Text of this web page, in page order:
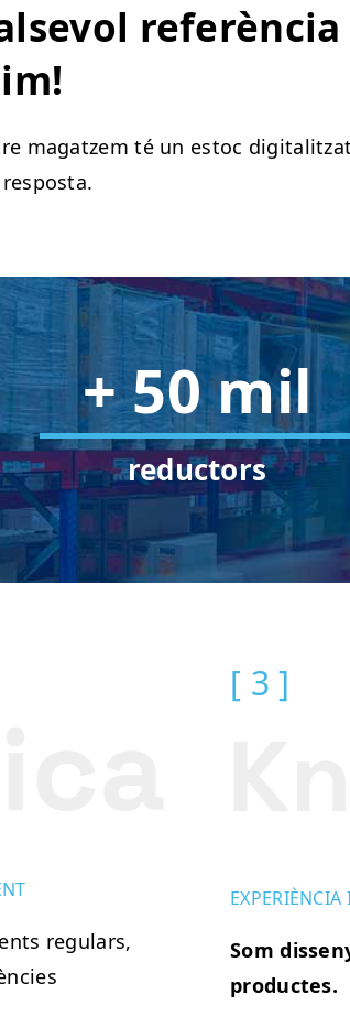
magatzem té un estoc
+ 50 mil
reductors
regulars,
[ 3 ]
Som
productes.